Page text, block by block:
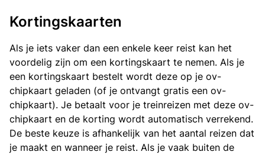
Kortingskaarten
Als je iets vaker dan een enkele keer reist kan het
voordelig zijn om een kortingskaart te nemen. Als je
een kortingskaart bestelt wordt deze op je ov-
chipkaart geladen (of je ontvangt gratis een ov-
chipkaart). Je betaalt voor je treinreizen met deze ov-
chipkaart en de korting wordt automatisch verrekend.
De beste keuze is afhankelijk van het aantal reizen dat
je maakt en wanneer je reist. Als je vaak buiten de